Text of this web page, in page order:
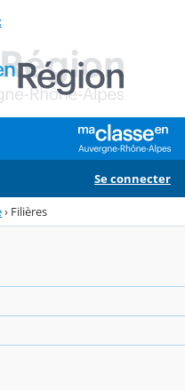
Se connecter
› Filières